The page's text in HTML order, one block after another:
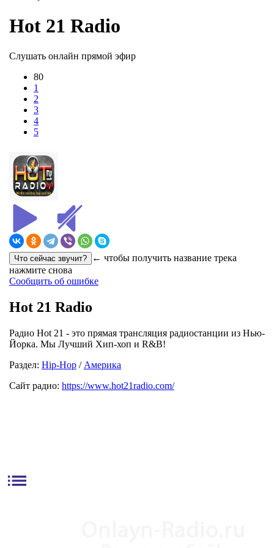
Hot 21 Radio
Слушать онлайн прямой эфир
80
1
2
3
4
5
← чтобы получить название трека
нажмите снова
Сообщить об ошибке
Hot 21 Radio
Радио Hot 21 - это прямая трансляция радиостанции из Нью-
Йорка. Мы Лучший Хип-хоп и R&B!
Раздел: Hip-Hop / Америка
Сайт радио: https://www.hot21radio.com/
list